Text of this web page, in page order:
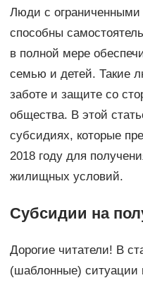
Люди с ограниченными
способны
в полной мере
семью и детей. Такие
заботе и защите со
общества. В этой
субсидиях, которые
2018 году для
жилищных условий.
Субсидии на
Дорогие читатели! В
(шаблонные)